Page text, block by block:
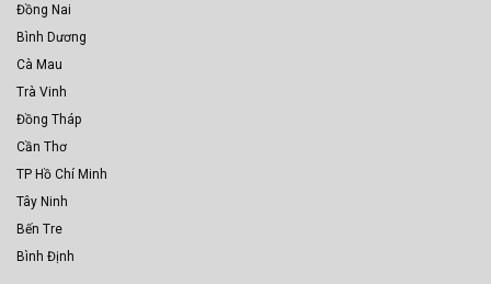
Đồng Nai
Bình Dương
Cà Mau
Trà Vinh
Đồng Tháp
Cần Thơ
TP Hồ Chí Minh
Tây Ninh
Bến Tre
Bình Định